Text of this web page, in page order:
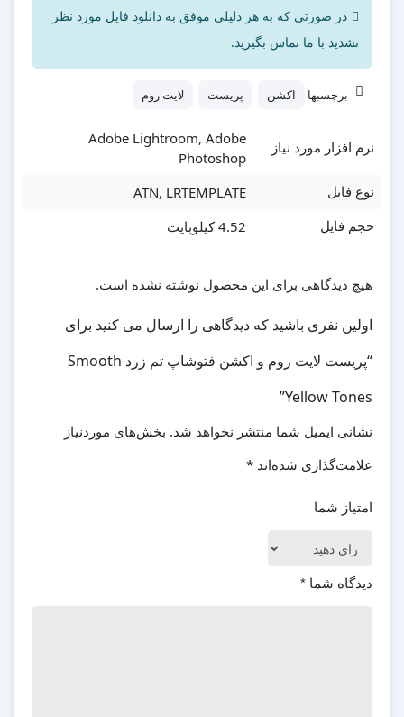
در صورتی که به هر دلیلی موفق به دانلود فایل مورد نظر
نشدید با ما تماس بگیرید.
برچسبها اکشن پریست لایت روم
نرم افزار مورد نیاز
Adobe Lightroom, Adobe
Photoshop
نوع فایل ATN, LRTEMPLATE
حجم فایل 4.52 کیلوبایت
هیچ دیدگاهی برای این محصول نوشته نشده است.
اولین نفری باشید که دیدگاهی را ارسال می کنید برای
“پریست لایت روم و اکشن فتوشاپ تم زرد Smooth
Yellow Tones”
نشانی ایمیل شما منتشر نخواهد شد. بخش‌های موردنیاز
علامت‌گذاری شده‌اند *
امتیاز شما
دیدگاه شما *